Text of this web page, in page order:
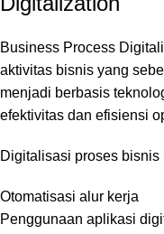
Business Process
aktivitas bisnis yang
menjadi berbasis
efektivitas dan efisiensi
Digitalisasi proses bisnis
Otomatisasi alur kerja
Penggunaan aplikasi